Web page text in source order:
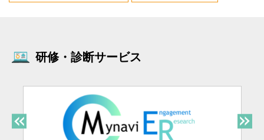
研修・診断サービス